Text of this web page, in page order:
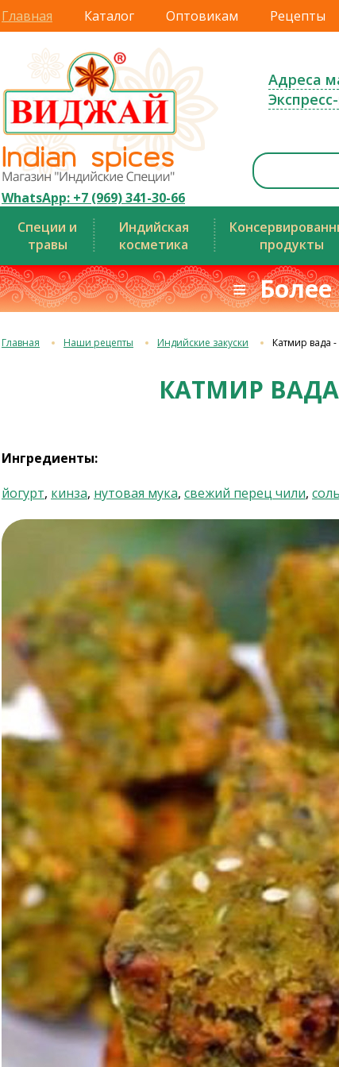
Главная Каталог Оптовикам Рецепты
WhatsApp: +7 (969) 341-30-66
Адреса
Специи и
травы
Индийская
косметика
продукты
≡ Более
Главная Наши рецепты Индийские закуски Катмир вада
КАТМИР
Ингредиенты:
йогурт, кинза, нутовая мука, свежий перец чили, соль